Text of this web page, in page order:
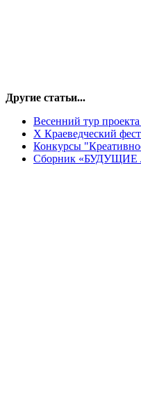
Другие статьи...
Весенний тур
X Краеведческий
Конкурсы
Сборник «БУДУЩИЕ